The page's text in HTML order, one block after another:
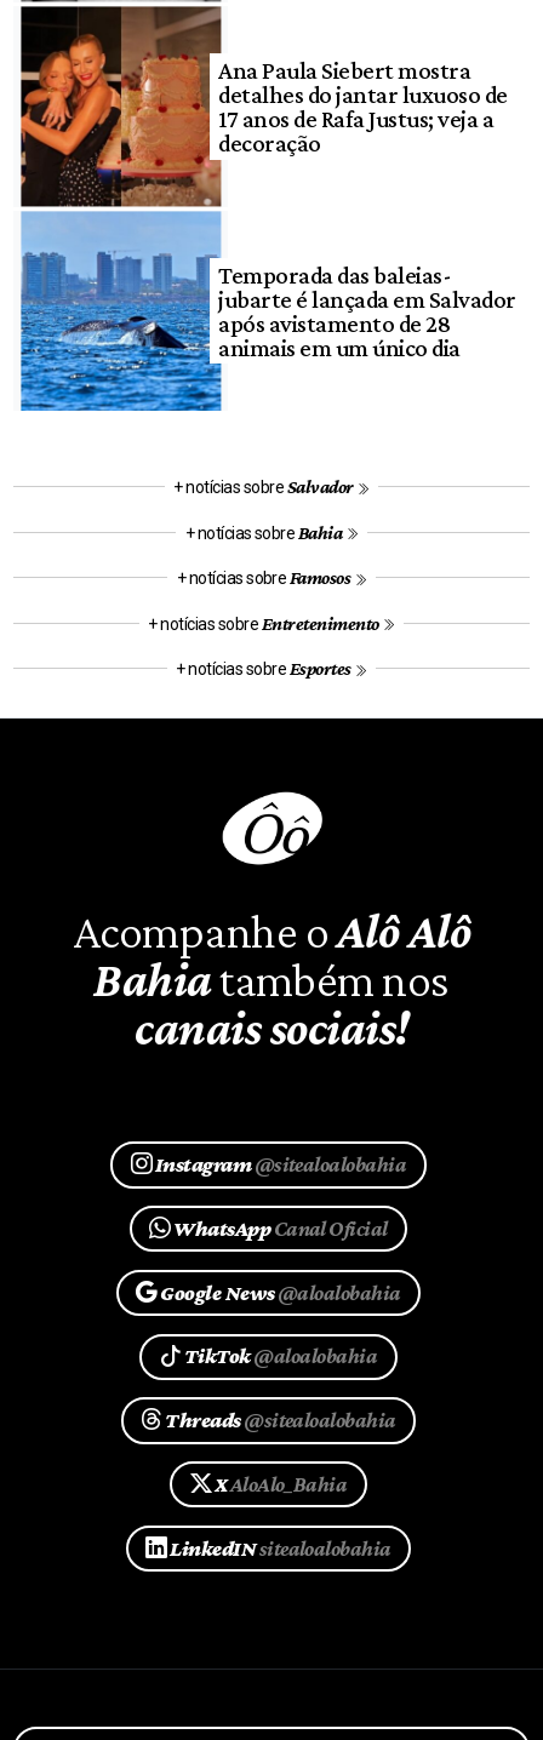
Ana Paula Siebert mostra
detalhes do jantar luxuoso de
17 anos de Rafa Justus; veja a
decoração
Temporada das baleias-
jubarte é lançada em Salvador
após avistamento de 28
animais em um único dia
+ notícias sobreSalvador
+ notícias sobre Bahia
+ notícias sobre Famosos
+ notícias sobre Entretenimento
+ notícias sobre Esportes
Acompanhe oAlô Alô
Bahiatambém nos
canais sociais!
Instagram@sitealoalobahia
WhatsAppCanal Oficial
Google News@aloalobahia
TikTok@aloalobahia
Threads@sitealoalobahia
XAloAlo_Bahia
LinkedINsitealoalobahia